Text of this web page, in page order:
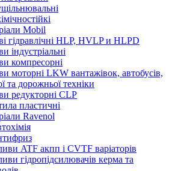
Mobil
гідравлічні HLP, HVLP и HLPD
індустріальні
компресорні
моторні LKW вантажівок, автобусів,
та дорожньої техніки
редукторні CLP
пластичні
Ravenol
ATF акпп і CVTF варіаторів
гідропідсилювачів керма та